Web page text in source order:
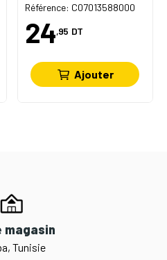
Référence: C07013588000
24,95 DT
Ajouter
magasin
Tunisie